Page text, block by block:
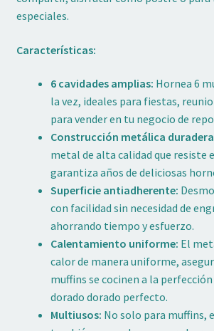
especiales.
Características:
6 cavidades amplias: Hornea 6
la vez, ideales para fiestas,
para vender en tu negocio de
Construcción metálica
metal de alta calidad que resiste
garantiza años de deliciosas
Superficie antiadherente:
con facilidad sin necesidad de
ahorrando tiempo y esfuerzo.
Calentamiento uniforme: El
calor de manera uniforme,
muffins se cocinen a la
dorado dorado perfecto.
Multiusos: No solo para muffins,